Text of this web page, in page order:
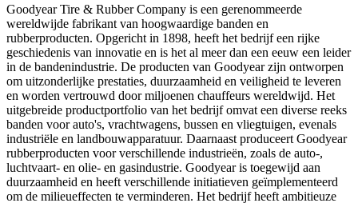
Goodyear Tire & Rubber Company is een gerenommeerde
wereldwijde fabrikant van hoogwaardige banden en
rubberproducten. Opgericht in 1898, heeft het bedrijf een rijke
geschiedenis van innovatie en is het al meer dan een eeuw een leider
in de bandenindustrie. De producten van Goodyear zijn ontworpen
om uitzonderlijke prestaties, duurzaamheid en veiligheid te leveren
en worden vertrouwd door miljoenen chauffeurs wereldwijd. Het
uitgebreide productportfolio van het bedrijf omvat een diverse reeks
banden voor auto's, vrachtwagens, bussen en vliegtuigen, evenals
industriële en landbouwapparatuur. Daarnaast produceert Goodyear
rubberproducten voor verschillende industrieën, zoals de auto-,
luchtvaart- en olie- en gasindustrie. Goodyear is toegewijd aan
duurzaamheid en heeft verschillende initiatieven geïmplementeerd
om de milieueffecten te verminderen. Het bedrijf heeft ambitieuze